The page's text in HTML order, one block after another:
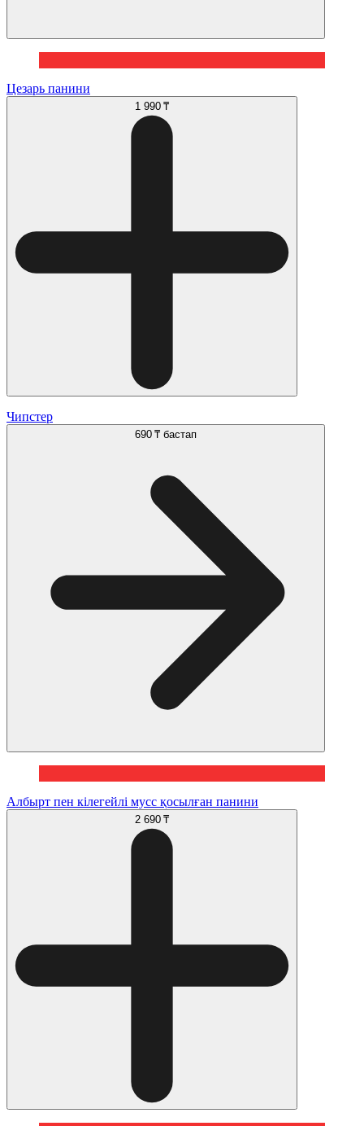
Цезарь панини
1 990 ₸
Чипстер
690 ₸ бастап
Албырт пен кілегейлі мусс қосылған панини
2 690 ₸